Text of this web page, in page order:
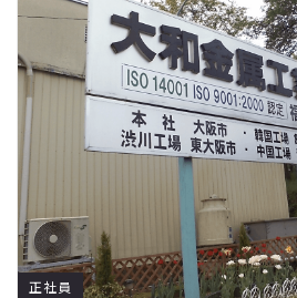
正社員